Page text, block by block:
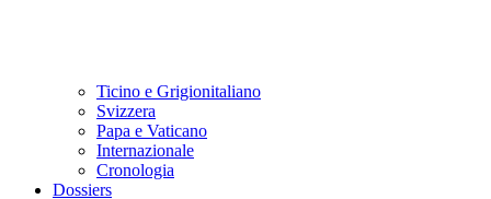
Ticino e Grigionitaliano
Svizzera
Papa e Vaticano
Internazionale
Cronologia
Dossiers